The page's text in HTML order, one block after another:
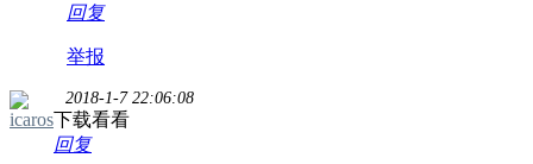
回复
举报
icaros
2018-1-7 22:06:08
下载看看
回复